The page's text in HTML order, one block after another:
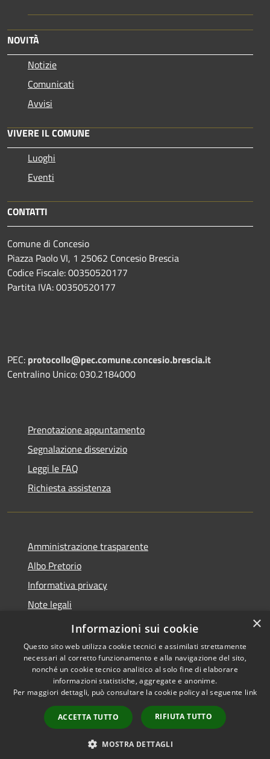
NOVITÀ
Notizie
Comunicati
Avvisi
VIVERE IL COMUNE
Luoghi
Eventi
CONTATTI
Comune di Concesio
Piazza Paolo VI, 1 25062 Concesio Brescia
Codice Fiscale: 00350520177
Partita IVA: 00350520177
PEC: protocollo@pec.comune.concesio.brescia.it
Centralino Unico: 030.2184000
Prenotazione appuntamento
Segnalazione disservizio
Leggi le FAQ
Richiesta assistenza
Amministrazione trasparente
Albo Pretorio
Informativa privacy
Note legali
Dichiarazione di accessibilità
Accessibilità
Copyright © 2021 •
Comune di Concesio •
Powered byMunicipium
Accesso redazione
×
Informazioni sui cookie
Questo sito web utilizza cookie tecnici e assimilati strettamente
necessari al corretto funzionamento e alla navigazione del sito,
nonché un cookie tecnico analitico al solo fine di elaborare
informazioni statistiche, aggregate e anonime.
Per maggiori dettagli, può consultare la cookie policy al seguente link
ACCETTA TUTTO RIFIUTA TUTTO
MOSTRA DETTAGLI